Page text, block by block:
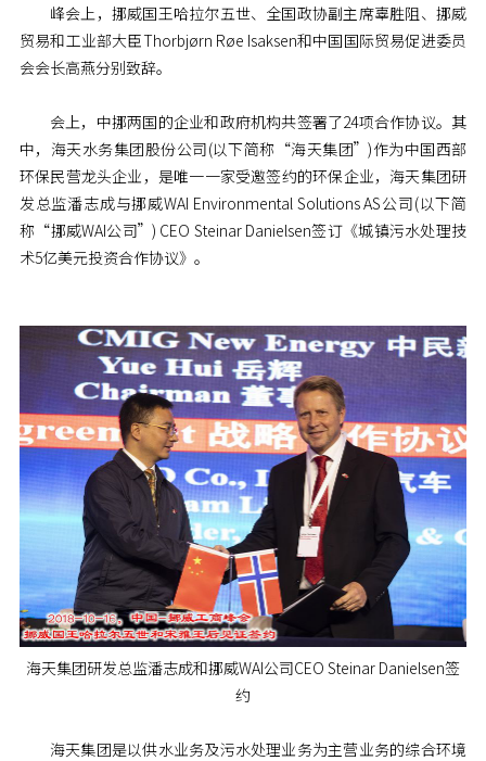
峰会上，挪威国王哈拉尔五世、全国政协副主席辜胜阻、挪威
贸易和工业部大臣Thorbjørn Røe Isaksen和中国国际贸易促进委员
会会长高燕分别致辞。
会上，中挪两国的企业和政府机构共签署了24项合作协议。其
中，海天水务集团股份公司(以下简称“海天集团”)作为中国西部
环保民营龙头企业，是唯一一家受邀签约的环保企业，海天集团研
发总监潘志成与挪威WAI Environmental Solutions AS公司(以下简
称“挪威WAI公司”) CEO Steinar Danielsen签订《城镇污水处理技
术5亿美元投资合作协议》。
海天集团研发总监潘志成和挪威WAI公司CEO Steinar Danielsen签
约
海天集团是以供水业务及污水处理业务为主营业务的综合环境